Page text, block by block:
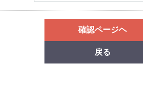
確認ページヘ
戻る